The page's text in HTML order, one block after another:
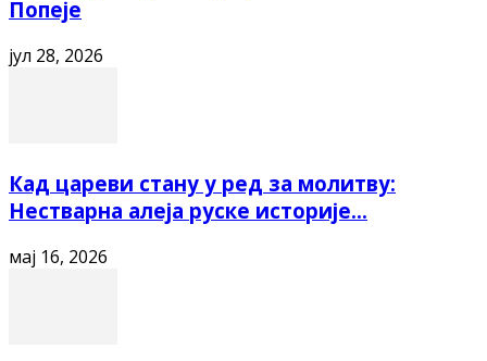
Попеје
јул 28, 2026
Кад цареви стану у ред за молитву:
Нестварна алеја руске историје...
мај 16, 2026